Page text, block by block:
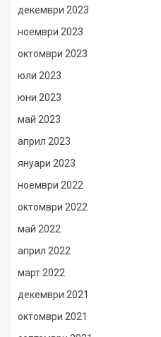
декември 2023
ноември 2023
октомври 2023
юли 2023
юни 2023
май 2023
април 2023
януари 2023
ноември 2022
октомври 2022
май 2022
април 2022
март 2022
декември 2021
октомври 2021